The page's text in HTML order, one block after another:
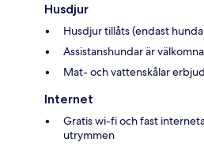
Husdjur
Husdjur tillåts (endast
Assistanshundar är välkomna
Mat- och vattenskålar
Internet
Gratis wi-fi och fast
utrymmen